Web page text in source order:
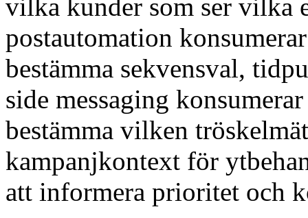
vilka kunder som ser vilka
postautomation
bestämma sekvensval,
side messaging
bestämma vilken
kampanjkontext för
att informera prioritet och